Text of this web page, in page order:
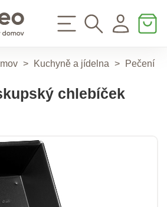
> Kuchyně a jídelna > Pečení
chlebíček